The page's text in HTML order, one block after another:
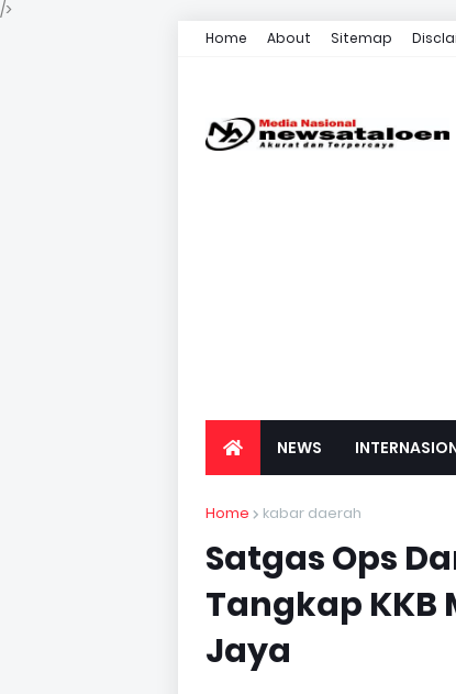
/>
Home About Sitemap
NEWS
Home kabar daerah
Satgas Ops
Tangkap KKB
Jaya